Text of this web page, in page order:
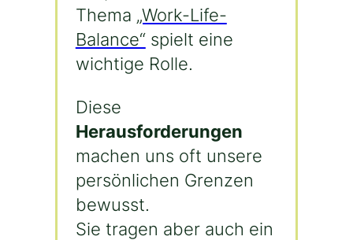
Thema „Work-Life-
Balance“spielt eine
wichtige Rolle.
Diese
Herausforderungen
machen uns oft unsere
persönlichen Grenzen
bewusst.
Sie tragen aber auch ein